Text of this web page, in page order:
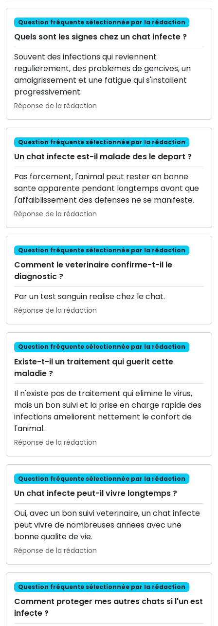
Question fréquente sélectionnée par la rédaction
Quels sont les signes chez un chat infecte ?
Souvent des infections qui reviennent
regulierement, des problemes de gencives, un
amaigrissement et une fatigue qui s'installent
progressivement.
Réponse de la rédaction
Question fréquente sélectionnée par la rédaction
Un chat infecte est-il malade des le depart ?
Pas forcement, l'animal peut rester en bonne
sante apparente pendant longtemps avant que
l'affaiblissement des defenses ne se manifeste.
Réponse de la rédaction
Question fréquente sélectionnée par la rédaction
Comment le veterinaire confirme-t-il le
diagnostic ?
Par un test sanguin realise chez le chat.
Réponse de la rédaction
Question fréquente sélectionnée par la rédaction
Existe-t-il un traitement qui guerit cette
maladie ?
Il n'existe pas de traitement qui elimine le virus,
mais un bon suivi et la prise en charge rapide des
infections ameliorent nettement le confort de
l'animal.
Réponse de la rédaction
Question fréquente sélectionnée par la rédaction
Un chat infecte peut-il vivre longtemps ?
Oui, avec un bon suivi veterinaire, un chat infecte
peut vivre de nombreuses annees avec une
bonne qualite de vie.
Réponse de la rédaction
Question fréquente sélectionnée par la rédaction
Comment proteger mes autres chats si l'un est
infecte ?